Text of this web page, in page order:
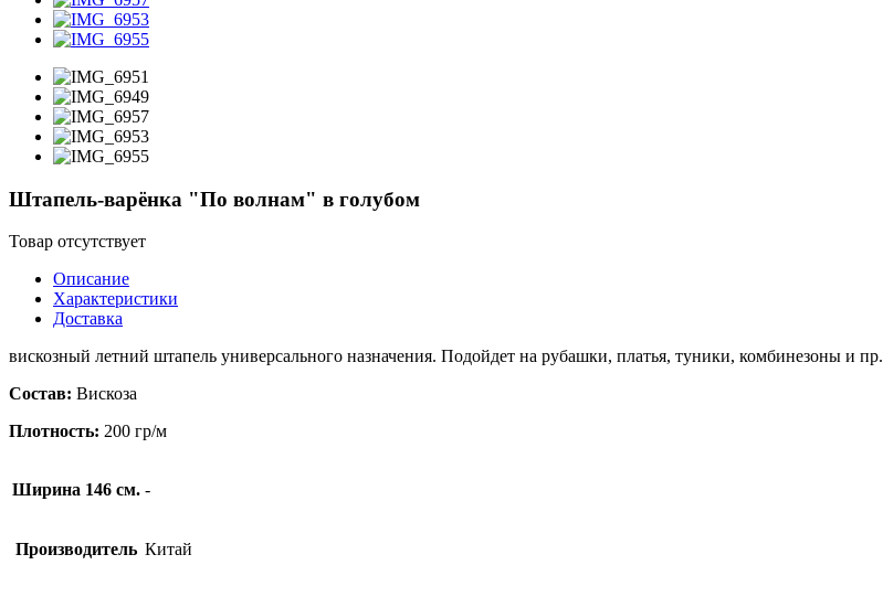
Штапель-варёнка "По волнам" в голубом
Товар отсутствует
Описание
Характеристики
Доставка
вискозный летний штапель универсального назначения. Подойдет на рубашки, платья, туники, комбинезоны и пр.
Состав: Вискоза
Плотность: 200 гр/м
Ширина 146 см. -
Производитель Китай